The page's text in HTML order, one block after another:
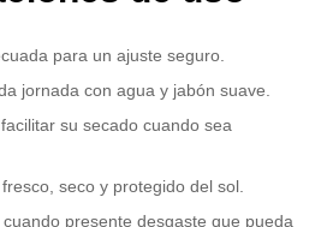
para un ajuste seguro.
jornada con agua y jabón suave.
su secado cuando sea
seco y protegido del sol.
presente desgaste que pueda